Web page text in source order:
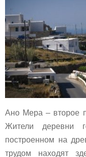
Ано Мера – второе
Жители деревни
построенном на
трудом находят